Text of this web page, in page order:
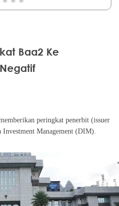
Baa2 Ke
peringkat penerbit (issuer
Investment Management (DIM).